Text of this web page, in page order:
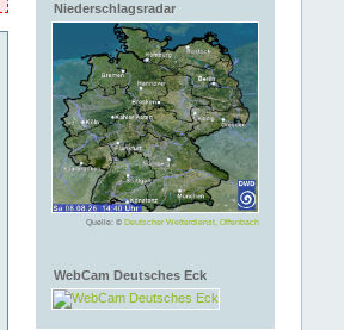
Niederschlagsradar
Quelle: © Deutscher Wetterdienst, Offenbach
WebCam Deutsches Eck